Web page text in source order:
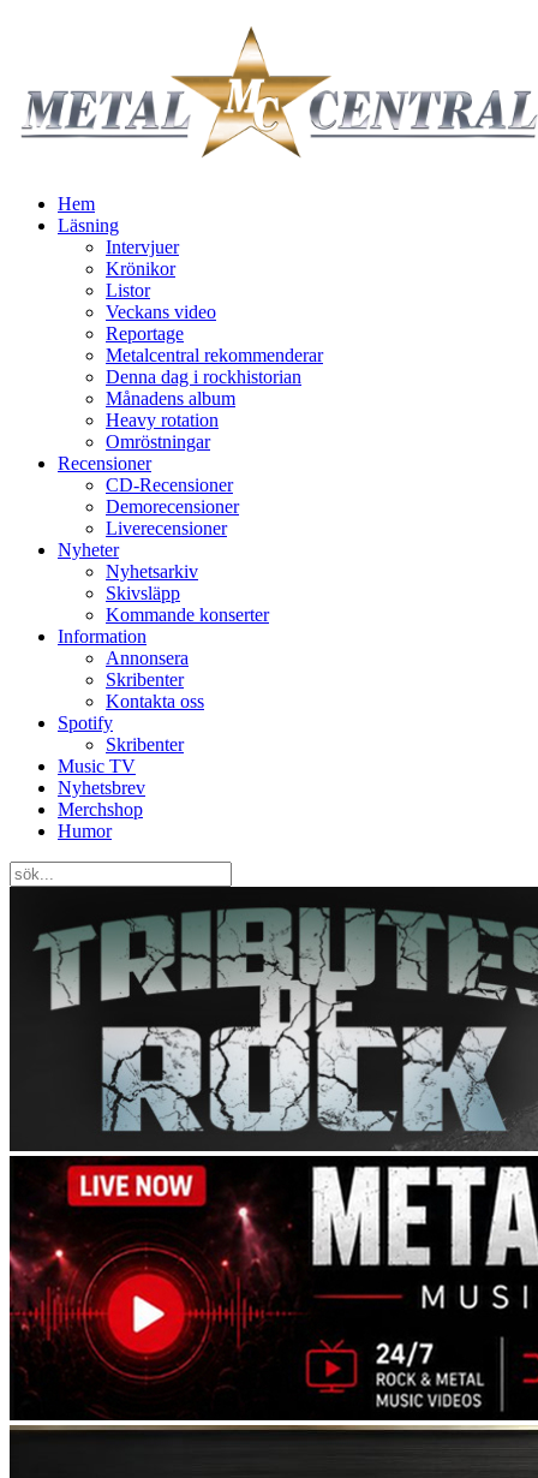
Hem
Läsning
Intervjuer
Krönikor
Listor
Veckans video
Reportage
Metalcentral rekommenderar
Denna dag i rockhistorian
Månadens album
Heavy rotation
Omröstningar
Recensioner
CD-Recensioner
Demorecensioner
Liverecensioner
Nyheter
Nyhetsarkiv
Skivsläpp
Kommande konserter
Information
Annonsera
Skribenter
Kontakta oss
Spotify
Skribenter
Music TV
Nyhetsbrev
Merchshop
Humor